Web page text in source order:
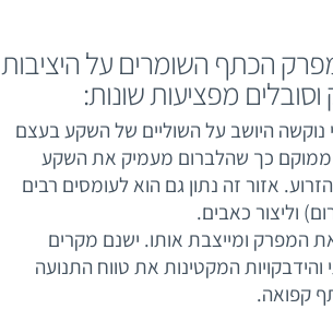
הכתף השומרים על היציבות
מפציעות שונות:
נוקשה היושב על השוליים של השקע בעצם
כך שהלברום מעמיק את השקע
אזור זה נתון גם הוא לעומסים רבים
וליצור כאבים.
המפרק ומייצבת אותו. ישנם מקרים
המקטינות את טווח התנועה
קפואה.